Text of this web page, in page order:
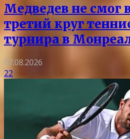
Медведев не смог
третий круг
турнира в
07.08.2026
22